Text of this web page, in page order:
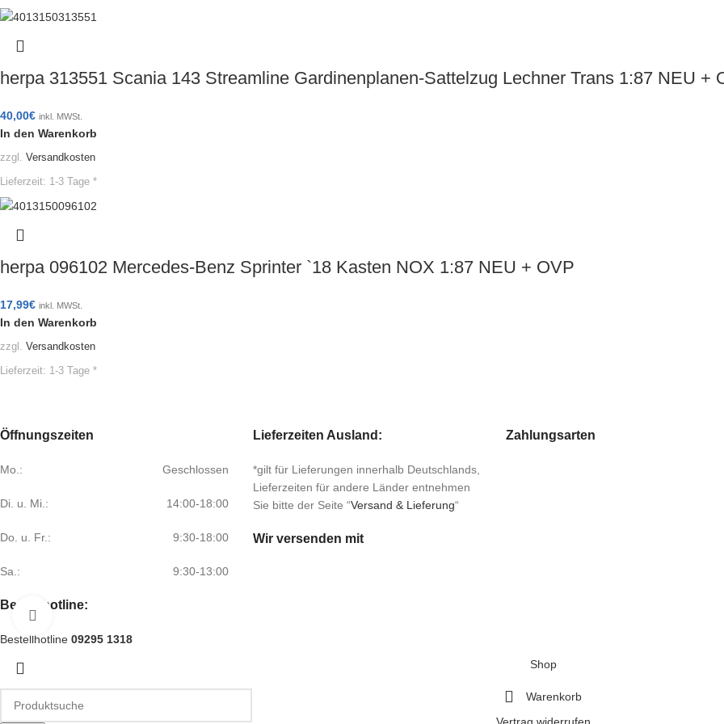
herpa 313551 Scania 143 Streamline Gardinenplanen-Sattelzug Lechner Trans 1:87 NEU +
40,00€ inkl. MWSt.
In den Warenkorb
zzgl. Versandkosten
Lieferzeit: 1-3 Tage *
herpa 096102 Mercedes-Benz Sprinter `18 Kasten NOX 1:87 NEU + OVP
17,99€ inkl. MWSt.
In den Warenkorb
zzgl. Versandkosten
Lieferzeit: 1-3 Tage *
Öffnungszeiten
Mo.: Geschlossen
Di. u. Mi.: 14:00-18:00
Do. u. Fr.: 9:30-18:00
Sa.: 9:30-13:00
Bestellhotline:
Bestellhotline 09295 1318
Lieferzeiten Ausland:
*gilt für Lieferungen innerhalb Deutschlands,
Lieferzeiten für andere Länder entnehmen
Sie bitte der Seite “Versand & Lieferung“
Wir versenden mit
Zahlungsarten
Shop
Warenkorb